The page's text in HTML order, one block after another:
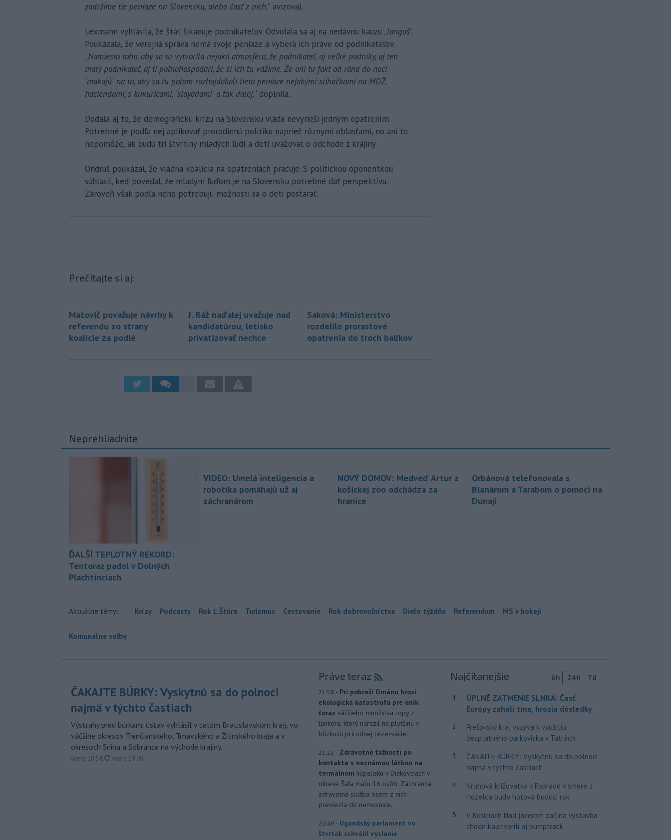
zadržíme tie peniaze na Slovensku, alebo časť z nich,“ avizoval.
Lexmann vyhlásila, že štát šikanuje podnikateľov. Odvolala sa aj na nedávnu kauzu „langoš“.
Poukázala, že verejná správa nemá svoje peniaze a vyberá ich práve od podnikateľov.
„Namiesto toho, aby sa tu vytvorila nejaká atmosféra, že podnikateľ, aj veľké podniky, aj ten
malý podnikateľ, aj tí poľnohospodári, že si ich tu vážime. Že oni tu fakt od rána do noci
´makajú´ na to, aby sa tu potom rozhajdákali tieto peniaze nejakými stíhačkami na MDŽ,
haciendami, s kukuricami, ´slayádami´ a tak ďalej,“ doplnila.
Dodala aj to, že demografickú krízu na Slovensku vláda nevyrieši jedným opatrením.
Potrebné je podľa nej aplikovať prorodinnú politiku naprieč rôznymi oblasťami, no ani to
nepomôže, ak budú tri štvrtiny mladých ľudí a detí uvažovať o odchode z krajiny.
Ondruš poukázal, že vládna koalícia na opatreniach pracuje. S politickou oponentkou
súhlasil, keď povedal, že mladým ľuďom je na Slovensku potrebné dať perspektívu.
Zároveň však podľa neho potrebujú možnosti sa o deti postarať.
Prečítajte si aj:
Matovič považuje návrhy k
referendu zo strany
koalície za podlé
J. Ráž naďalej uvažuje nad
kandidatúrou, letisko
privatizovať nechce
Saková: Ministerstvo
rozdelilo prorastové
opatrenia do troch balíkov
Neprehliadnite
ĎALŠÍ TEPLOTNÝ REKORD:
Tentoraz padol v Dolných
Plachtinciach
VIDEO: Umelá inteligencia a
robotika pomáhajú už aj
záchranárom
NOVÝ DOMOV: Medveď Artur z
košickej zoo odchádza za
hranice
Orbánová telefonovala s
Blanárom a Tarabom o pomoci na
Dunaji
Aktuálne témy: Kvízy Podcasty Rok Ľ.Štúra Turizmus Cestovanie Rok dobrovoľníctva Dielo týždňa Referendum MS v hokeji
Komunálne voľby
ČAKAJTE BÚRKY: Vyskytnú sa do polnoci
najmä v týchto častiach
Výstrahy pred búrkami ústav vyhlásil v celom Bratislavskom kraji, vo
väčšine okresov Trenčianskeho, Trnavského a Žilinského kraja a v
okresoch Snina a Sobrance na východe krajiny.
včera 18:54, aktualizované
včera 19:09
Práve teraz
21:58 - Pri pobreží Ománu hrozí
ekologická katastrofa pre únik
čoraz väčšieho množstva ropy z
tankera, ktorý narazil na plytčinu v
blízkosti prírodnej rezervácie.
21:22 - Zdravotné ťažkosti po
kontakte s neznámou látkou na
termálnom kúpalisku v Diakovciach v
okrese Šaľa malo 16 osôb. Záchranná
zdravotná služba osem z nich
previezla do nemocnice.
20:49 - Ugandský parlament vo
štvrtok schválil vyslanie
Najčítanejšie 6h 24h 7d
1
ÚPLNÉ ZATMENIE SLNKA: Časť
Európy zahalí tma, hrozia dôsledky
2
Prešovský kraj vyzýva k využitiu
bezplatného parkoviska v Tatrách
3
ČAKAJTE BÚRKY: Vyskytnú sa do polnoci
najmä v týchto častiach
4
Kruhová križovatka v Poprade v smere z
Hozelca bude hotová budúci rok
5
V Košiciach Nad jazerom začína výstavba
chodníka,otvorili aj pumptrack